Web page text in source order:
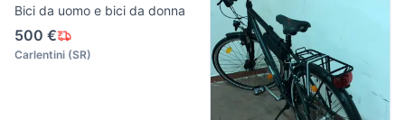
Bici da uomo e bici da donna
500 €
Carlentini (SR)